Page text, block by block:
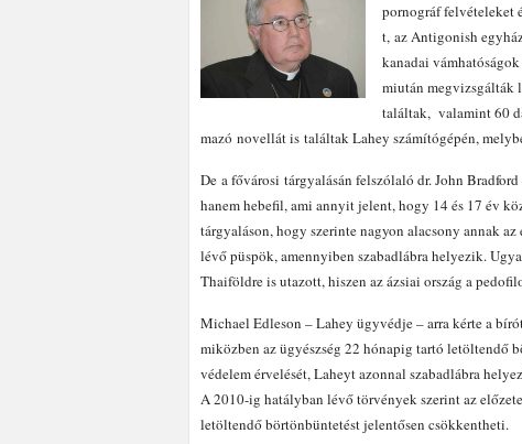
pornográf felvételeket
t, az Antigonish
kanadai
miután megvizsgálták
találtak, valamint 60
mazó novellát is találtak Lahey számítógépén,
De a fővárosi tárgyalásán felszólaló dr. John
hanem hebefil, ami annyit jelent, hogy 14 és 17 év
tárgyaláson, hogy szerinte nagyon alacsony annak
lévő püspök, amennyiben szabadlábra helyezik.
Thaiföldre is utazott, hiszen az ázsiai ország a
Michael Edleson – Lahey ügyvédje – arra kérte a
miközben az ügyészség 22 hónapig tartó letöltendő
védelem érvelését, Laheyt azonnal szabadlábra
A 2010-ig hatályban lévő törvények szerint az
letöltendő börtönbüntetést jelentősen csökkentheti.